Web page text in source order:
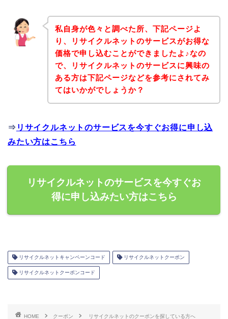
私自身が色々と調べた所、下記ページよ
り、リサイクルネットのサービスがお得な
価格で申し込むことができましたよ♪なの
で、リサイクルネットのサービスに興味の
ある方は下記ページなどを参考にされてみ
てはいかがでしょうか？
⇒ リサイクルネットのサービスを今すぐお得に申し込
みたい方はこちら
リサイクルネットのサービスを今すぐお
得に申し込みたい方はこちら
リサイクルネットキャンペーンコード リサイクルネットクーポン
リサイクルネットクーポンコード
HOME クーポン リサイクルネットのクーポンを探している方へ